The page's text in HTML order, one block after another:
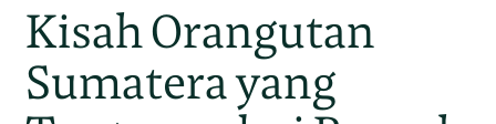
Kisah Orangutan
Sumatera yang